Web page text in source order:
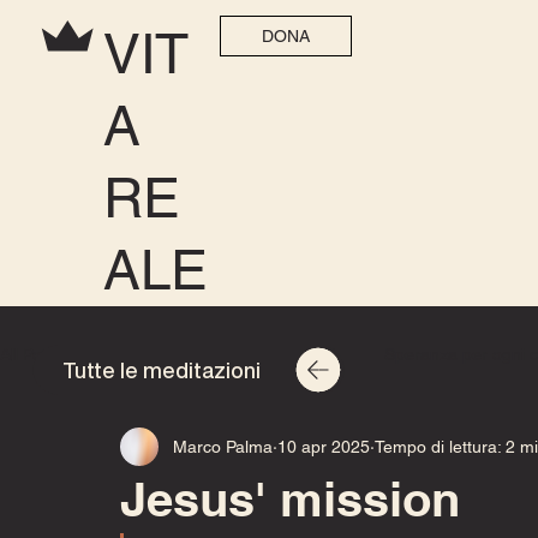
VIT
A
RE
ALE
DONA
Speranza per ogni casa 2025
Jesus' mission
Marco Palma 10 apr 2025 Tempo di lettura: 2
Tutte le meditazioni